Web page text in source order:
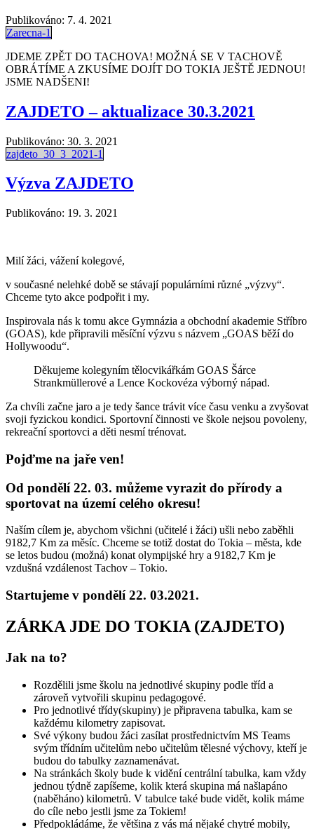
Publikováno: 7. 4. 2021
Zarecna-1
JDEME ZPĚT DO TACHOVA! MOŽNÁ SE V TACHOVĚ
OBRÁTÍME A ZKUSÍME DOJÍT DO TOKIA JEŠTĚ JEDNOU!
JSME NADŠENI!
ZAJDETO – aktualizace 30.3.2021
Publikováno: 30. 3. 2021
zajdeto_30_3_2021-1
Výzva ZAJDETO
Publikováno: 19. 3. 2021
Milí žáci, vážení kolegové,
v současné nelehké době se stávají populárními různé „výzvy“.
Chceme tyto akce podpořit i my.
Inspirovala nás k tomu akce Gymnázia a obchodní akademie Stříbro
(GOAS), kde připravili měsíční výzvu s názvem „GOAS běží do
Hollywoodu“.
Děkujeme kolegyním tělocvikářkám GOAS Šárce
Strankmüllerové a Lence Kockovéza výborný nápad.
Za chvíli začne jaro a je tedy šance trávit více času venku a zvyšovat
svoji fyzickou kondici. Sportovní činnosti ve škole nejsou povoleny,
rekreační sportovci a děti nesmí trénovat.
Pojďme na jaře ven!
Od pondělí 22. 03. můžeme vyrazit do přírody a
sportovat na území celého okresu!
Naším cílem je, abychom všichni (učitelé i žáci) ušli nebo zaběhli
9182,7 Km za měsíc. Chceme se totiž dostat do Tokia – města, kde
se letos budou (možná) konat olympijské hry a 9182,7 Km je
vzdušná vzdálenost Tachov – Tokio.
Startujeme v pondělí 22. 03.2021.
ZÁRKA JDE DO TOKIA (ZAJDETO)
Jak na to?
Rozdělili jsme školu na jednotlivé skupiny podle tříd a
zároveň vytvořili skupinu pedagogové.
Pro jednotlivé třídy(skupiny) je připravena tabulka, kam se
každému kilometry zapisovat.
Své výkony budou žáci zasílat prostřednictvím MS Teams
svým třídním učitelům nebo učitelům tělesné výchovy, kteří je
budou do tabulky zaznamenávat.
Na stránkách školy bude k vidění centrální tabulka, kam vždy
jednou týdně zapíšeme, kolik která skupina má našlapáno
(naběháno) kilometrů. V tabulce také bude vidět, kolik máme
do cíle nebo jestli jsme za Tokiem!
Předpokládáme, že většina z vás má nějaké chytré mobily,